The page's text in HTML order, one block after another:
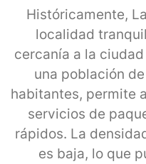
Históricamente,
localidad
cercanía a la
una población
habitantes, permite
servicios de
rápidos. La
es baja, lo que